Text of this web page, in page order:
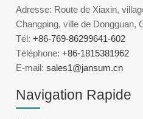
Adresse: Route de Xiaxin,
Changping, ville de Dongguan,
Tél:+86-769-86299641-602
Téléphone:+86-1815381962
E-mail:sales1@jansum.cn
Navigation Rapide